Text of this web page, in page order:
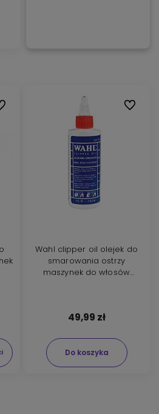
ulubionych
Wahl clipper oil olejek do
smarowania ostrzy
maszynek do włosów
49,99 zł
Do koszyka
Do